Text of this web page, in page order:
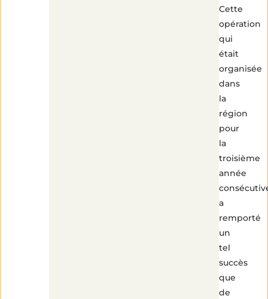
Cette
opération
qui
était
organisée
dans
la
région
pour
la
troisième
année
a
remporté
un
tel
succès
que
de